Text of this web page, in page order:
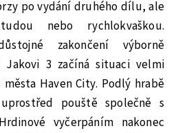
po vydání druhého dílu, ale
nebo rychlokvaškou.
zakončení výborně
Jakovi 3 začíná situaci velmi
Haven City. Podlý hrabě
pouště společně s
vyčerpáním nakonec